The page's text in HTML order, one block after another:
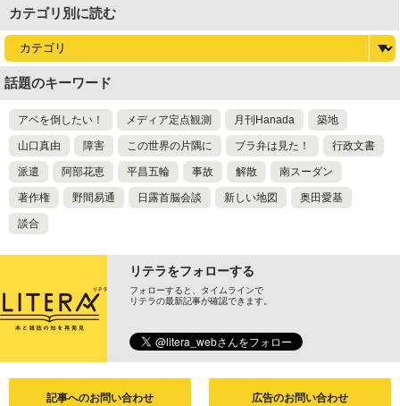
カテゴリ別に読む
話題のキーワード
アベを倒したい！ メディア定点観測 月刊Hanada 築地
山口真由 障害 この世界の片隅に ブラ弁は見た！ 行政文書
派遣 阿部花恵 平昌五輪 事故 解散 南スーダン
著作権 野間易通 日露首脳会談 新しい地図 奥田愛基
談合
リテラをフォローする
フォローすると、タイムラインで
リテラの最新記事が確認できます。
記事へのお問い合わせ 広告のお問い合わせ